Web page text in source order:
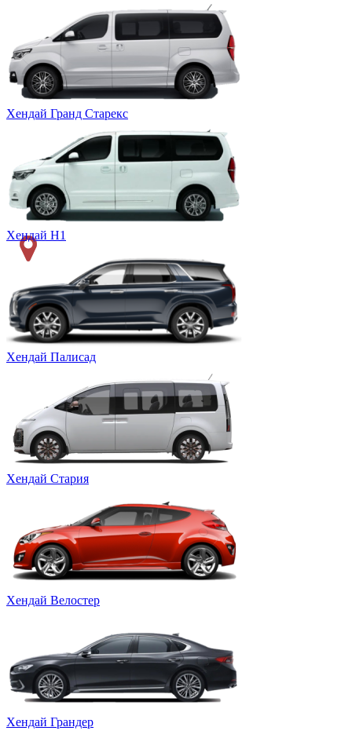
Хендай Гранд Старекс
Хендай Н1
Хендай Палисад
Хендай Стария
Хендай Велостер
Хендай Грандер